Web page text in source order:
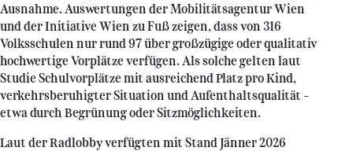
Ausnahme. Auswertungen der Mobilitätsagentur Wien
und der Initiative Wien zu Fuß zeigen, dass von 316
Volksschulen nur rund 97 über großzügige oder qualitativ
hochwertige Vorplätze verfügen. Als solche gelten laut
Studie Schulvorplätze mit ausreichend Platz pro Kind,
verkehrsberuhigter Situation und Aufenthaltsqualität –
etwa durch Begrünung oder Sitzmöglichkeiten.
Laut der Radlobby verfügten mit Stand Jänner 2026